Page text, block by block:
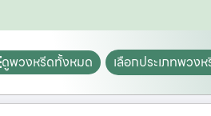
ดูพวงหรีดทั้งหมด เลือกประเภทพวง